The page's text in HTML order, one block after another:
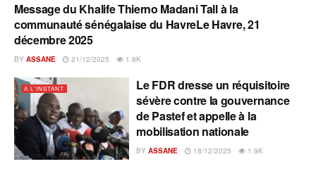
A L'INSTANT
Message du Khalife Thierno Madani Tall à la
communauté sénégalaise du HavreLe Havre, 21
décembre 2025
BY ASSANE 21/12/2025 1.8K
A L'INSTANT
Le FDR dresse un réquisitoire
sévère contre la gouvernance
de Pastef et appelle à la
mobilisation nationale
BY ASSANE 18/12/2025 1.9K